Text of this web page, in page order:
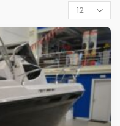
Products
per
page